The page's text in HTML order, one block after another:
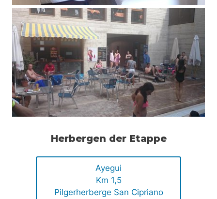
Herbergen der Etappe
Ayegui
Km 1,5
Pilgerherberge San Cipriano